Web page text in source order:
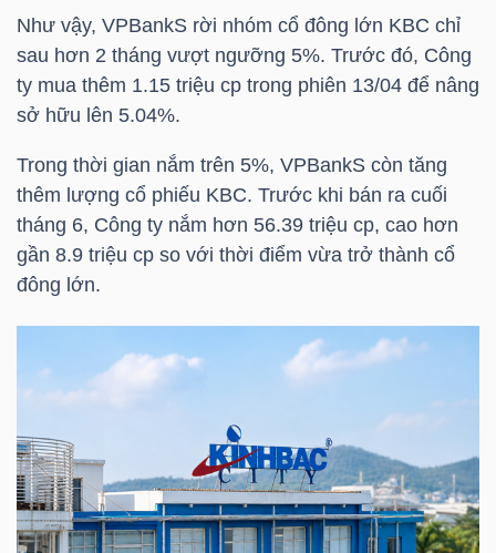
Như vậy, VPBankS rời nhóm cổ đông lớn KBC chỉ
sau hơn 2 tháng vượt ngưỡng 5%. Trước đó, Công
ty mua thêm 1.15 triệu cp trong phiên 13/04 để nâng
sở hữu lên 5.04%.
Trong thời gian nắm trên 5%, VPBankS còn tăng
thêm lượng cổ phiếu KBC. Trước khi bán ra cuối
tháng 6, Công ty nắm hơn 56.39 triệu cp, cao hơn
gần 8.9 triệu cp so với thời điểm vừa trở thành cổ
đông lớn.
HÀNG
ĐÔNG
DƯƠNG